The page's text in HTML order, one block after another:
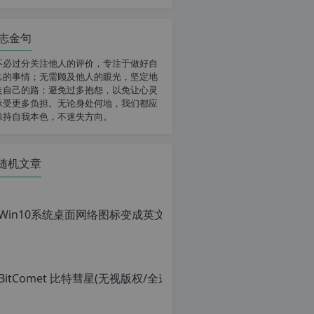
金句
必过分关注他人的评价，专注于做好自
的事情；无需顾及他人的眼光，坚定地
自己的路；避免过多抱怨，以免让心灵
受更多负担。无论身处何地，我们都应
持自我本色，不迷失方向。
机文章